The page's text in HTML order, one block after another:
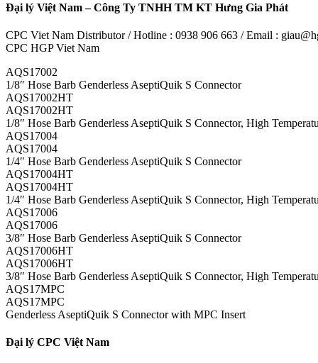
Đại lý Việt Nam – Công Ty TNHH TM KT Hưng Gia Phát
CPC Viet Nam Distributor / Hotline : 0938 906 663 / Email :
CPC HGP Viet Nam
AQS17002
1/8″ Hose Barb Genderless AseptiQuik S Connector
AQS17002HT
AQS17002HT
1/8″ Hose Barb Genderless AseptiQuik S Connector, High
AQS17004
AQS17004
1/4″ Hose Barb Genderless AseptiQuik S Connector
AQS17004HT
AQS17004HT
1/4″ Hose Barb Genderless AseptiQuik S Connector, High
AQS17006
AQS17006
3/8″ Hose Barb Genderless AseptiQuik S Connector
AQS17006HT
AQS17006HT
3/8″ Hose Barb Genderless AseptiQuik S Connector, High
AQS17MPC
AQS17MPC
Genderless AseptiQuik S Connector with MPC Insert
Đại lý CPC Việt Nam